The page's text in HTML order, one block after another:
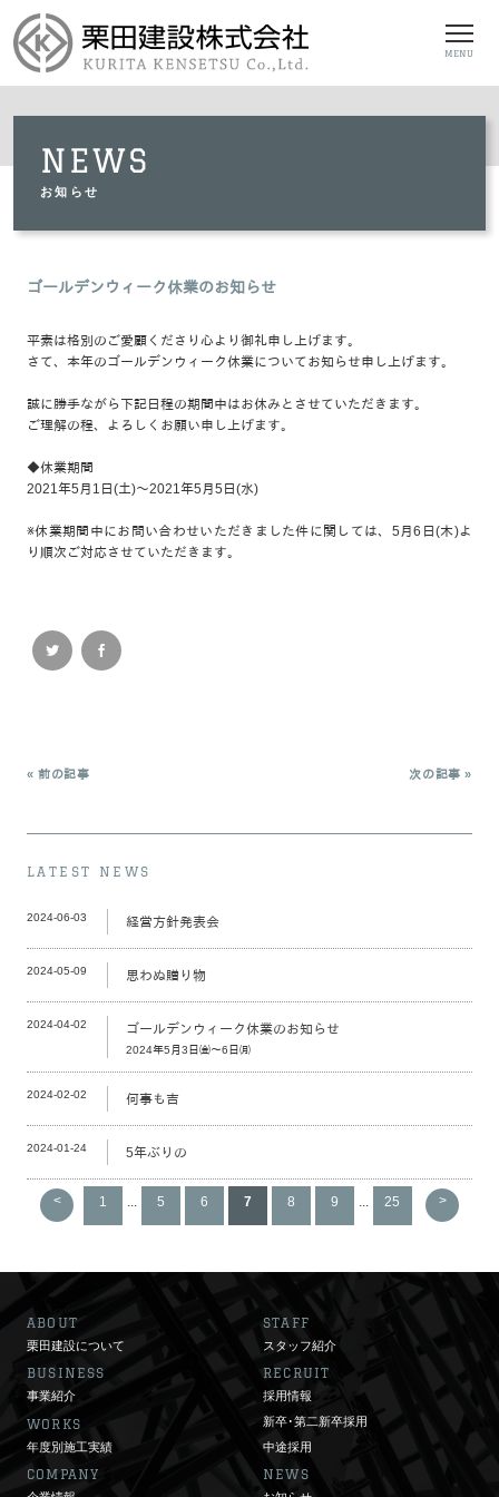
MENU
NEWS
お知らせ
ゴールデンウィーク休業のお知らせ
平素は格別のご愛顧くださり心より御礼申し上げます。
さて、本年のゴールデンウィーク休業についてお知らせ申し上げます。
誠に勝手ながら下記日程の期間中はお休みとさせていただきます。
ご理解の程、よろしくお願い申し上げます。
◆休業期間
2021年5月1日(土)～2021年5月5日(水)
※休業期間中にお問い合わせいただきました件に関しては、5月6日(木)よ
り順次ご対応させていただきます。
« 前の記事 次の記事 »
LATEST NEWS
2024-06-03 経営方針発表会
2024-05-09 思わぬ贈り物
2024-04-02 ゴールデンウィーク休業のお知らせ
2024年5月3日㈮～6日㈪
2024-02-02 何事も吉
2024-01-24 5年ぶりの
< 1 ... 5 6 7 8 9 ... 25 >
ABOUT STAFF
栗田建設について スタッフ紹介
BUSINESS RECRUIT
事業紹介 採用情報
WORKS
新卒･第二新卒採用
年度別施工実績
中途採用
COMPANY NEWS